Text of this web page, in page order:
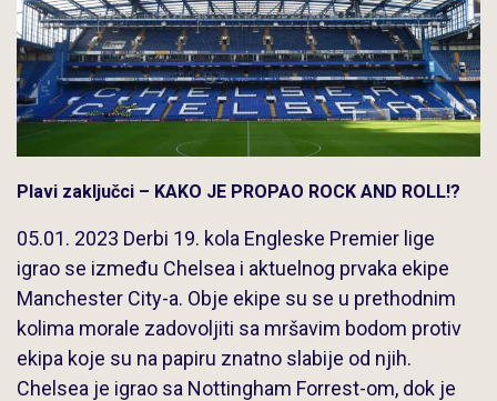
Plavi zaključci – KAKO JE PROPAO ROCK AND ROLL!?
05.01. 2023 Derbi 19. kola Engleske Premier lige
igrao se između Chelsea i aktuelnog prvaka ekipe
Manchester City-a. Obje ekipe su se u prethodnim
kolima morale zadovoljiti sa mršavim bodom protiv
ekipa koje su na papiru znatno slabije od njih.
Chelsea je igrao sa Nottingham Forrest-om, dok je